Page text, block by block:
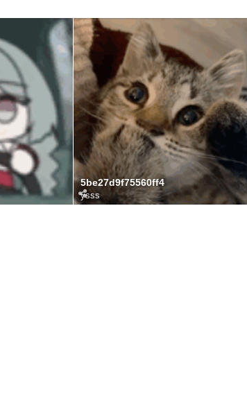
5be27d9f75560ff4
ysss